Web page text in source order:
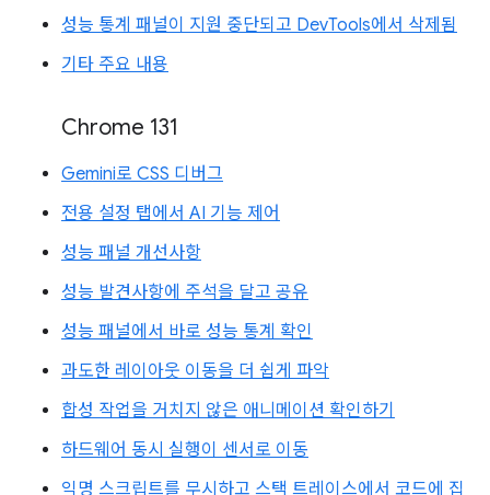
성능 통계 패널이 지원 중단되고 DevTools에서 삭제됨
기타 주요 내용
Chrome 131
Gemini로 CSS 디버그
전용 설정 탭에서 AI 기능 제어
성능 패널 개선사항
성능 발견사항에 주석을 달고 공유
성능 패널에서 바로 성능 통계 확인
과도한 레이아웃 이동을 더 쉽게 파악
합성 작업을 거치지 않은 애니메이션 확인하기
하드웨어 동시 실행이 센서로 이동
익명 스크립트를 무시하고 스택 트레이스에서 코드에 집